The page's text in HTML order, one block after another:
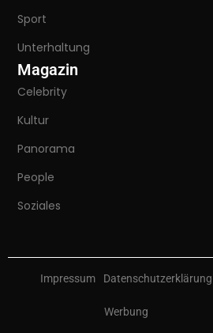
Sport
Unterhaltung
Magazin
Celebrity
Kultur
Panorama
People
Soziales
Impressum Datenschutzerklärung
Werbung